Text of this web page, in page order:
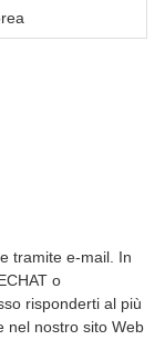
tramite e-mail. In
o
risponderti al più
nel nostro sito Web